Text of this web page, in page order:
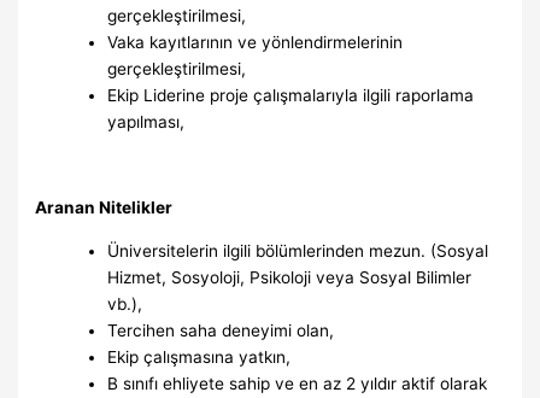
gerçekleştirilmesi,
Vaka kayıtlarının ve yönlendirmelerinin
gerçekleştirilmesi,
Ekip Liderine proje çalışmalarıyla ilgili raporlama
yapılması,
Aranan Nitelikler
Üniversitelerin ilgili bölümlerinden mezun. (Sosyal
Hizmet, Sosyoloji, Psikoloji veya Sosyal Bilimler
vb.),
Tercihen saha deneyimi olan,
Ekip çalışmasına yatkın,
B sınıfı ehliyete sahip ve en az 2 yıldır aktif olarak